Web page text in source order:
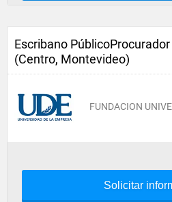
Escribano PúblicoProcurador
(Centro, Montevideo)
FUNDACION
Solicitar